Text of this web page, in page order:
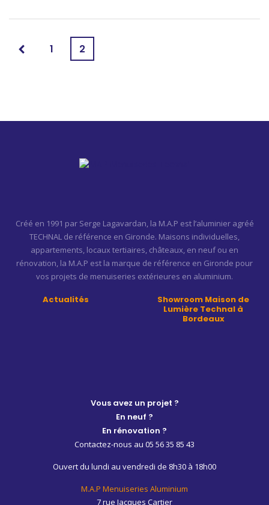
1 2
Créé en 1991 par Serge Lagavardan, la M.A.P est l’aluminier agréé
TECHNAL de référence en Gironde. Maisons individuelles,
appartements, locaux tertiaires, châteaux, en neuf ou en
rénovation, la M.A.P est la marque de référence en Gironde pour
vos projets de menuiseries extérieures en aluminium.
Actualités
Showroom Maison de
Lumière Technal à
Bordeaux
Vous avez un projet ?
En neuf ?
En rénovation ?
Contactez-nous au 05 56 35 85 43
Ouvert du lundi au vendredi de 8h30 à 18h00
M.A.P Menuiseries Aluminium
7 rue Jacques Cartier